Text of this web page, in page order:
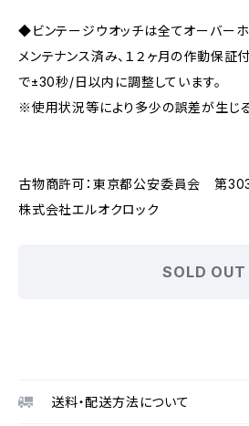
◆ビンテージウオッチは全てオーバー
メンテナンス済み、１２ヶ月の作動保証
で±30秒/日以内に調整しています。
※使用状況等により多少の誤差が生じる
古物商許可：東京都公安委員会 第
株式会社エルオクロック
SOLD OUT
送料・配送方法について